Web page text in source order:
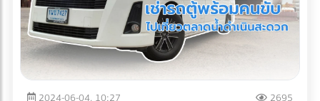
คุณแนะนำหัวฉีดสเปรย์ให้ตรงกับจุดประสงค์ตามหน้างานนั้นๆ
สามารถแบ่งออกตาม การใช้งานต่างๆ ดังนี้ กำจัดฝุ่นด้วยหัวฉีด
สเปรย์อิเดอจิ ขึ้นอยู่กับชนิดของฝุ่นแต่ละพื้นที่นั้น ๆ ไม่ว่จะเป็นฝุ่น
ในไลน์การผลิตรถยนต์หรือลดฝุ่นในอุตสาหกรรมอิเล็กทรอนิกส์
ฝุ่น ตามไซส์งานที่มีการขึ้นรูปพลาสติก ฝุ่นละอองขนาดใหญ่เช่น
ฝุ่นในโรงเหล็ก ฝุ่นจากถ่านหิน ฝุ่นจากโรงงานปูนซีเมนต์ ทีม ผู้